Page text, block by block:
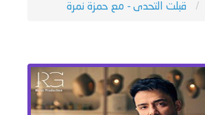
قبلت التحدى - مع حمزة نمرة